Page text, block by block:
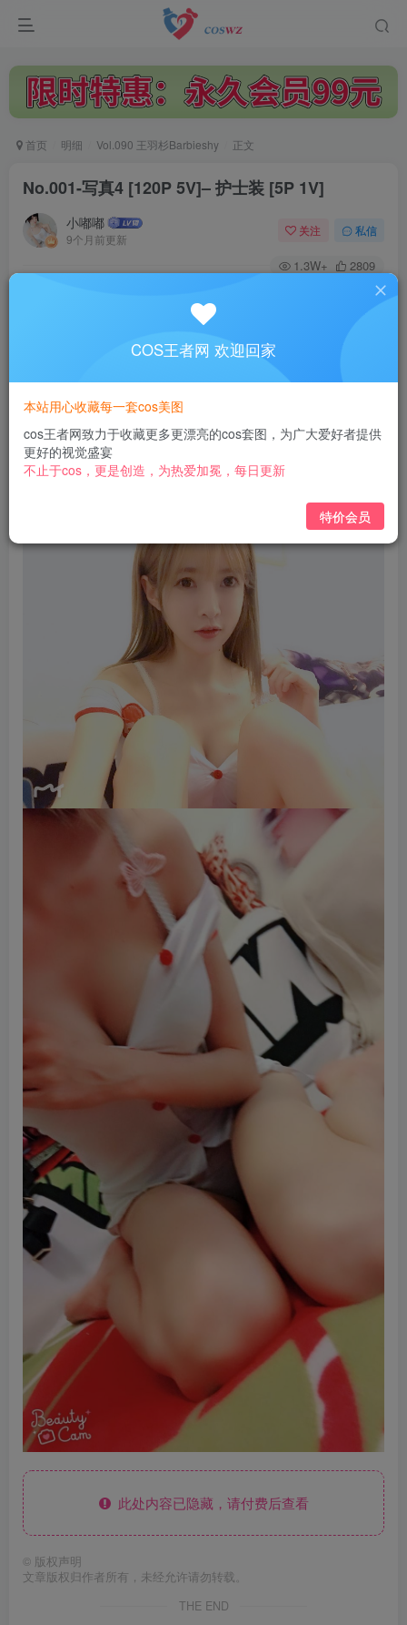
首页 明细 Vol.090 王羽杉Barbieshy 正文
No.001-写真4 [120P 5V]– 护士装 [5P 1V]
小嘟嘟
9个月前更新
关注 私信
1.3W+ 2809
No.001-写真4 [120P 5V]– 护士装 [5P 1V]
此内容为付费阅读，请付费后查看
3
黄金会员免费 钻石会员 免费
立即购买
此处内容已隐藏，请付费后查看
© 版权声明
文章版权归作者所有，未经允许请勿转载。
THE END
COS王者网 欢迎回家
本站用心收藏每一套cos美图
cos王者网致力于收藏更多更漂亮的cos套图，为广大爱好者提供
更好的视觉盛宴
不止于cos，更是创造，为热爱加冕，每日更新
特价会员